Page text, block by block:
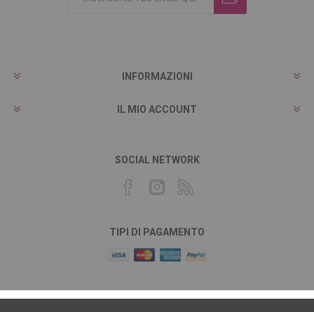
INFORMAZIONI
IL MIO ACCOUNT
SOCIAL NETWORK
TIPI DI PAGAMENTO